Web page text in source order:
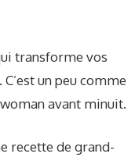
transforme vos
un peu comme
avant minuit.
recette de grand-